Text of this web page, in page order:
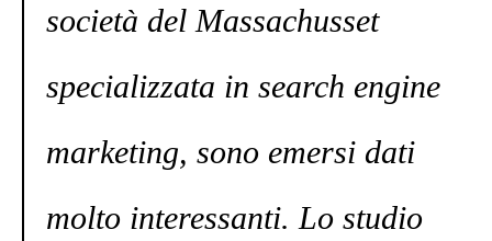
società del Massachusset
specializzata in search engine
marketing, sono emersi dati
molto interessanti. Lo studio